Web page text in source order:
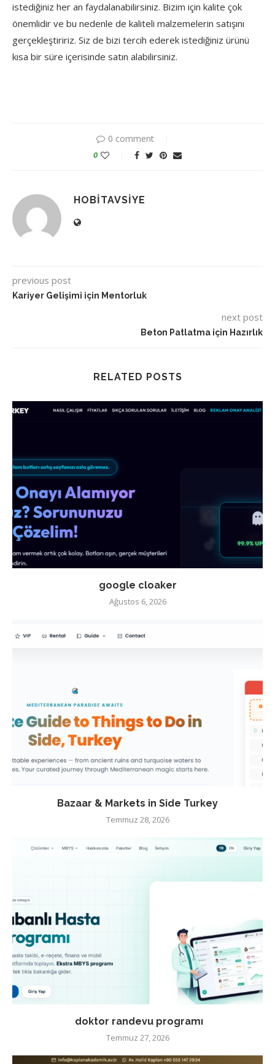
istediğiniz her an faydalanabilirsiniz. Bizim için kalite çok
önemlidir ve bu nedenle de kaliteli malzemelerin satışını
gerçekleştiririz. Siz de bizi tercih ederek istediğiniz ürünü
kısa bir süre içerisinde satın alabilirsiniz.
0 comment
0
HOBITAVSIYE
previous post
Kariyer Gelişimi için Mentorluk
next post
Beton Patlatma için Hazırlık
RELATED POSTS
google cloaker
Ağustos 6, 2026
Bazaar & Markets in Side Turkey
Temmuz 28, 2026
doktor randevu programı
Temmuz 27, 2026